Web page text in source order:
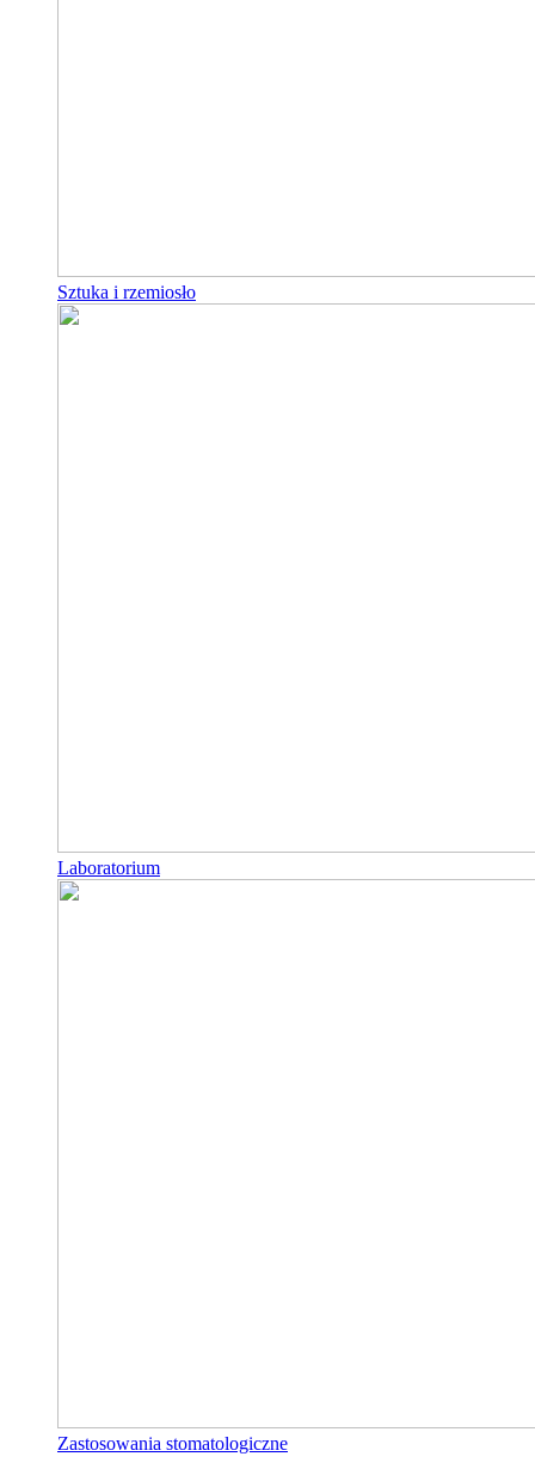
Sztuka i rzemiosło
Laboratorium
Zastosowania stomatologiczne